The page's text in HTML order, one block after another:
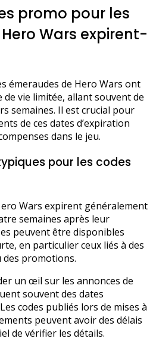
promo pour les
Wars expirent-
émeraudes de Hero Wars ont
vie limitée, allant souvent de
semaines. Il est crucial pour
de ces dates d’expiration
dans le jeu.
pour les codes
Wars expirent généralement
semaines après leur
peuvent être disponibles
en particulier ceux liés à des
des promotions.
un œil sur les annonces de
souvent des dates
codes publiés lors de mises à
peuvent avoir des délais
de vérifier les détails.